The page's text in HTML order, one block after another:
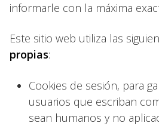
informarle con la máxima
Este sitio web utiliza las
propias:
Cookies de sesión, para
usuarios que escriban
sean humanos y no